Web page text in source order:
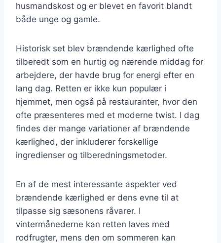
husmandskost og er blevet en favorit blandt
både unge og gamle.
Historisk set blev brændende kærlighed ofte
tilberedt som en hurtig og nærende middag for
arbejdere, der havde brug for energi efter en
lang dag. Retten er ikke kun populær i
hjemmet, men også på restauranter, hvor den
ofte præsenteres med et moderne twist. I dag
findes der mange variationer af brændende
kærlighed, der inkluderer forskellige
ingredienser og tilberedningsmetoder.
En af de mest interessante aspekter ved
brændende kærlighed er dens evne til at
tilpasse sig sæsonens råvarer. I
vintermånederne kan retten laves med
rodfrugter, mens den om sommeren kan